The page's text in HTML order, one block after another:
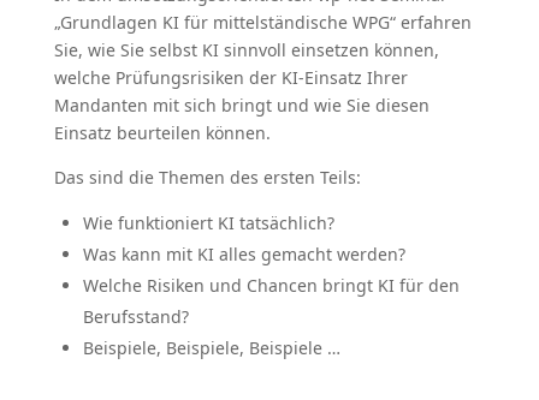
„Grundlagen KI für mittelständische WPG“ erfahren
Sie, wie Sie selbst KI sinnvoll einsetzen können,
welche Prüfungsrisiken der KI-Einsatz Ihrer
Mandanten mit sich bringt und wie Sie diesen
Einsatz beurteilen können.
Das sind die Themen des ersten Teils:
Wie funktioniert KI tatsächlich?
Was kann mit KI alles gemacht werden?
Welche Risiken und Chancen bringt KI für den
Berufsstand?
Beispiele, Beispiele, Beispiele …